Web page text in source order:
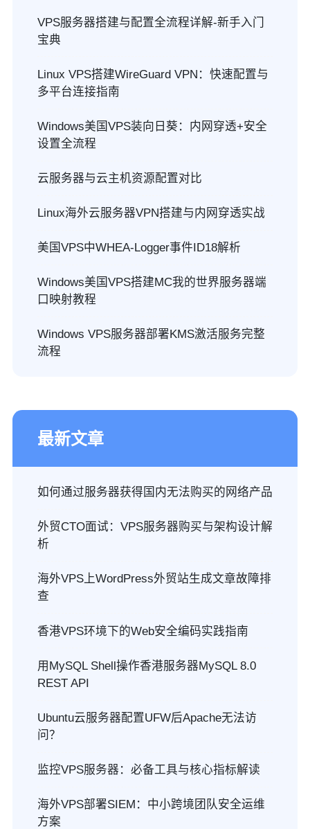
VPS服务器搭建与配置全流程详解-新手入门
宝典
Linux VPS搭建WireGuard VPN：快速配置与
多平台连接指南
Windows美国VPS装向日葵：内网穿透+安全
设置全流程
云服务器与云主机资源配置对比
Linux海外云服务器VPN搭建与内网穿透实战
美国VPS中WHEA-Logger事件ID18解析
Windows美国VPS搭建MC我的世界服务器端
口映射教程
Windows VPS服务器部署KMS激活服务完整
流程
最新文章
如何通过服务器获得国内无法购买的网络产品
外贸CTO面试：VPS服务器购买与架构设计解
析
海外VPS上WordPress外贸站生成文章故障排
查
香港VPS环境下的Web安全编码实践指南
用MySQL Shell操作香港服务器MySQL 8.0
REST API
Ubuntu云服务器配置UFW后Apache无法访
问？
监控VPS服务器：必备工具与核心指标解读
海外VPS部署SIEM：中小跨境团队安全运维
方案